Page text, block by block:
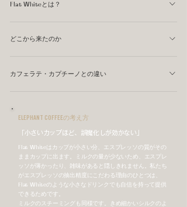
Flat Whiteとは？
ト）に薄くきめ細かいスチームミルクを注いだドリンクで
テ（240〜360ml）より明らかに小さいです。 「Flat（平
どこから来たのか
祥とされています（どちらが先かは今でも議論がありま
ーの風味をしっかり感じながらもミルクのなめらかさを楽
しめるスタイルとして広まりました。 スペシャルティコ
ーヒーの文化とともに世界に広がり、現在では多くのカフ
ェのメニューに定着しています。
カフェラテ・カプチーノとの違い
前に出るドリンクです。
ELEPHANT COFFEEの考え方
「小さいカップほど、誤魔化しが効かない」
Flat Whiteはカップが小さい分、エスプレッソの質がその
ままカップに出ます。ミルクの量が少ないため、エスプレ
ッソが薄かったり、雑味があると隠しきれません。私たち
がエスプレッソの抽出精度にこだわる理由のひとつは、
Flat Whiteのような小さなドリンクでも自信を持って提供
できるためです。
ミルクのスチーミングも同様です。きめ細かいシルクのよ